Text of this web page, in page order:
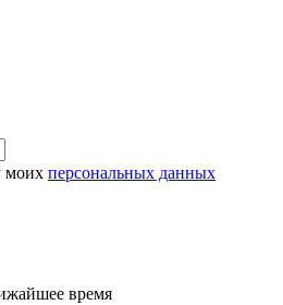
моих персональных данных
время